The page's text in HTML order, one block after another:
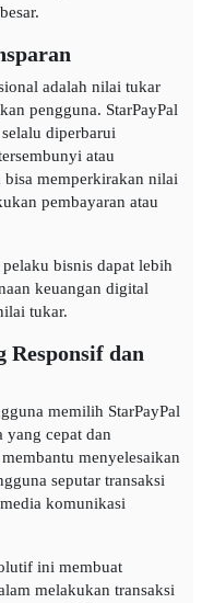
adalah nilai tukar
pengguna. StarPayPal
diperbarui
atau
memperkirakan nilai
pembayaran atau
bisnis dapat lebih
keuangan digital
tukar.
Responsif dan
memilih StarPayPal
yang cepat dan
menyelesaikan
seputar transaksi
komunikasi
ini membuat
melakukan transaksi